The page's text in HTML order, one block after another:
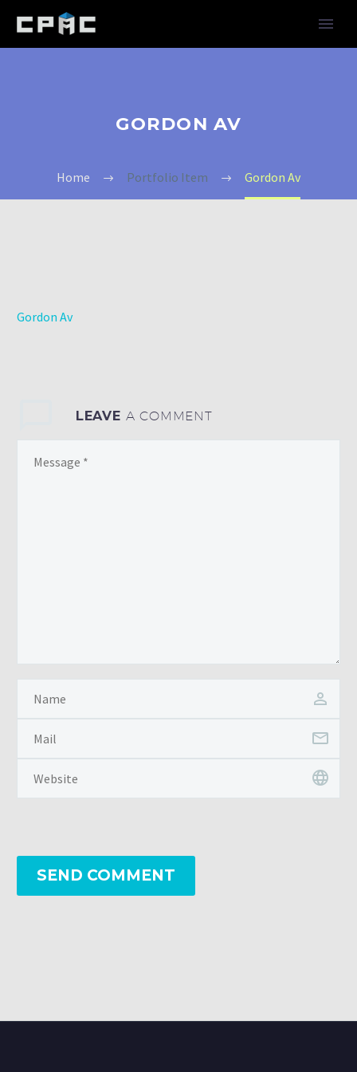
GORDON AV
Home Portfolio Item Gordon Av
Gordon Av
LEAVE A COMMENT
SEND COMMENT